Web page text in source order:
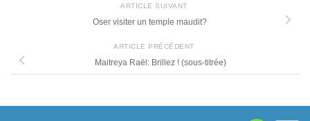
ARTICLE SUIVANT
Oser visiter un temple maudit?
ARTICLE PRÉCÉDENT
Maitreya Raël: Brillez ! (sous-titrée)